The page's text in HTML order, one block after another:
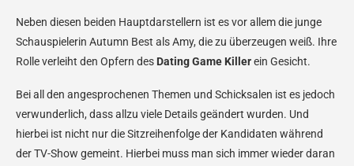
Neben diesen beiden Hauptdarstellern ist es vor allem die junge
Schauspielerin Autumn Best als Amy, die zu überzeugen weiß. Ihre
Rolle verleiht den Opfern des Dating Game Killerein Gesicht.
Bei all den angesprochenen Themen und Schicksalen ist es jedoch
verwunderlich, dass allzu viele Details geändert wurden. Und
hierbei ist nicht nur die Sitzreihenfolge der Kandidaten während
der TV-Show gemeint. Hierbei muss man sich immer wieder daran